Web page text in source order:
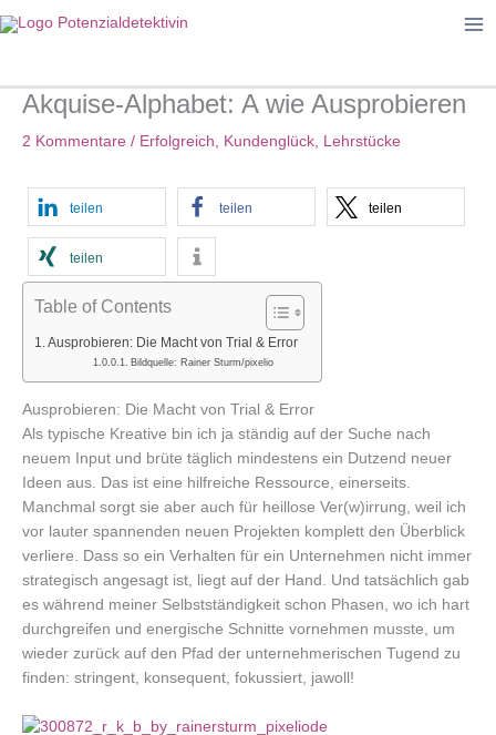
Inhalt
Akquise-Alphabet: A wie Ausprobieren
2 Kommentare / Erfolgreich, Kundenglück, Lehrstücke
teilen teilen teilen
teilen
Table of Contents
Ausprobieren: Die Macht von Trial & Error
Bildquelle: Rainer Sturm/pixelio
Ausprobieren: Die Macht von Trial & Error
Als typische Kreative bin ich ja ständig auf der Suche nach
neuem Input und brüte täglich mindestens ein Dutzend neuer
Ideen aus. Das ist eine hilfreiche Ressource, einerseits.
Manchmal sorgt sie aber auch für heillose Ver(w)irrung, weil ich
vor lauter spannenden neuen Projekten komplett den Überblick
verliere. Dass so ein Verhalten für ein Unternehmen nicht immer
strategisch angesagt ist, liegt auf der Hand. Und tatsächlich gab
es während meiner Selbstständigkeit schon Phasen, wo ich hart
durchgreifen und energische Schnitte vornehmen musste, um
wieder zurück auf den Pfad der unternehmerischen Tugend zu
finden: stringent, konsequent, fokussiert, jawoll!